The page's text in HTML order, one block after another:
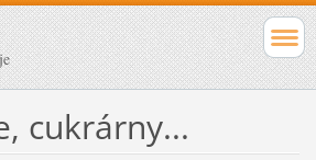
cukrárny...